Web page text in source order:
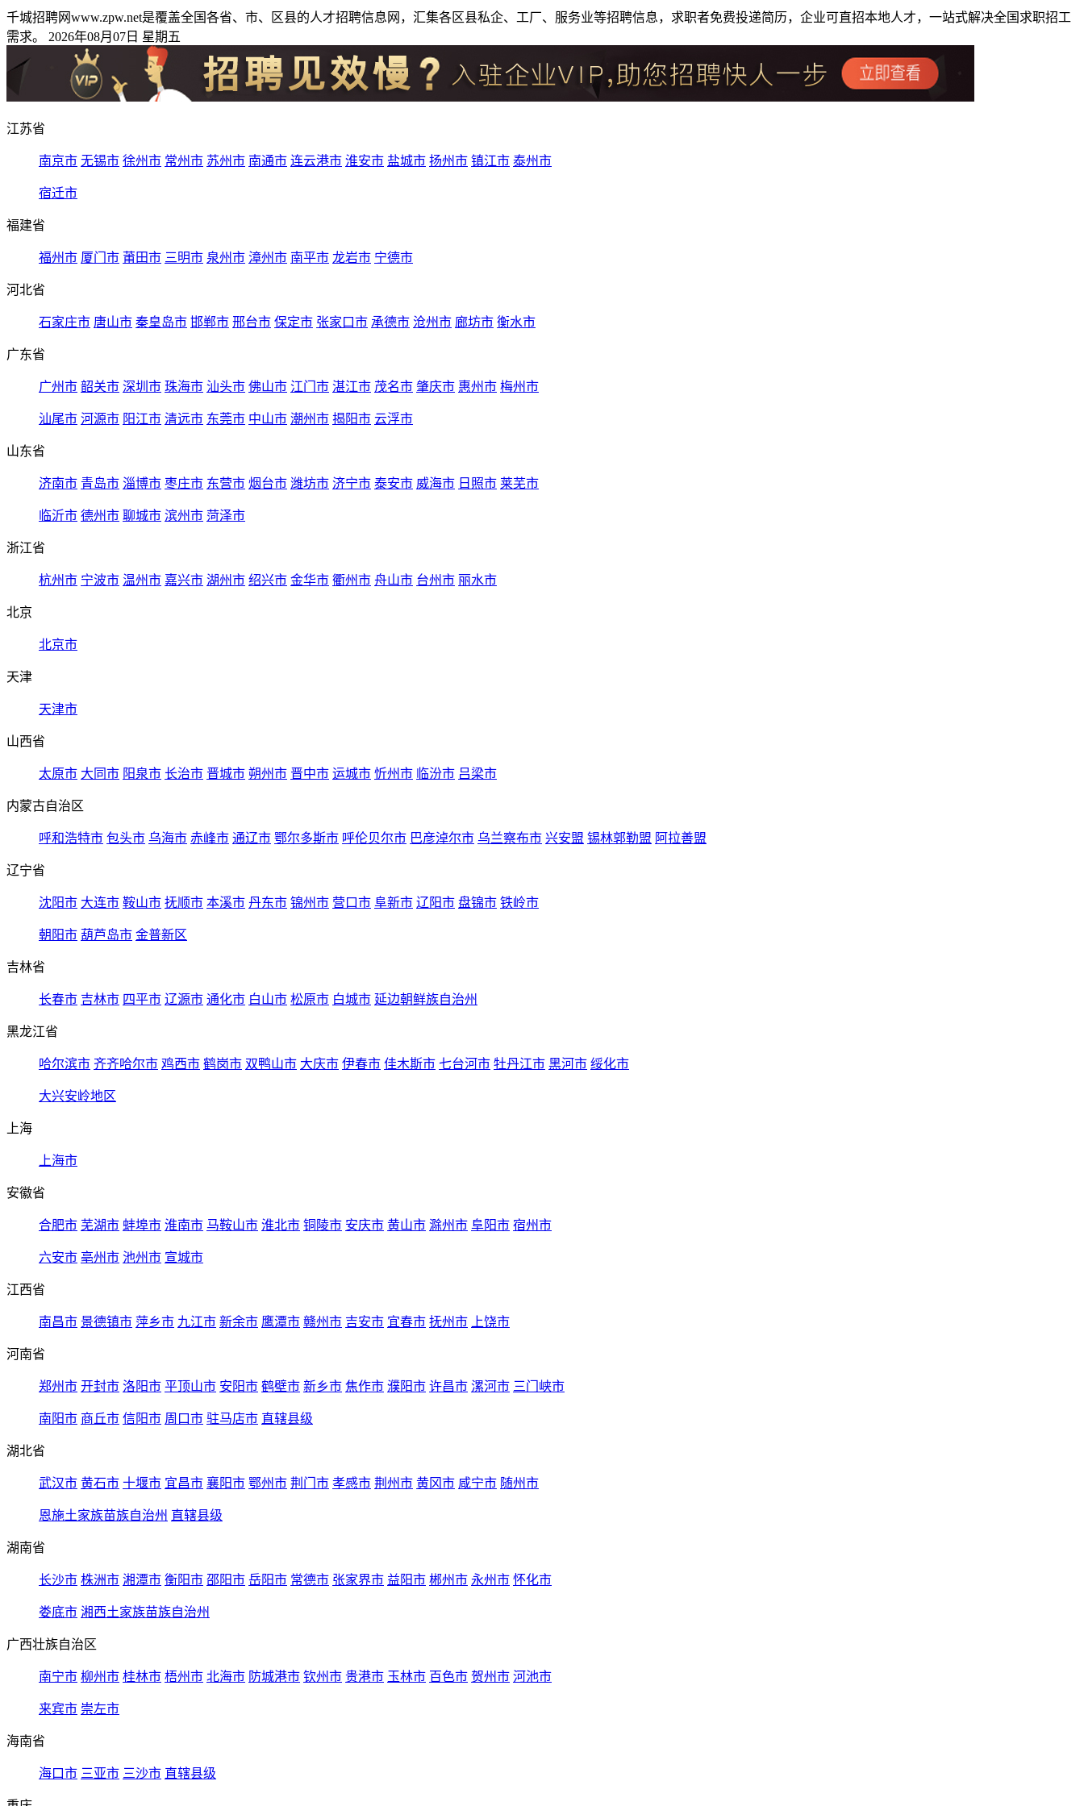
千城招聘网www.zpw.net是覆盖全国各省、市、区县的人才招聘信息网，汇集各区县私企、工厂、服务业等招聘信息，求职者免费投递简历，企业可直招本地人才，一站式解决全国求职招工
需求。 2026年08月07日 星期五
江苏省
南京市 无锡市 徐州市 常州市 苏州市 南通市 连云港市 淮安市 盐城市 扬州市 镇江市 泰州市
宿迁市
福建省
福州市 厦门市 莆田市 三明市 泉州市 漳州市 南平市 龙岩市 宁德市
河北省
石家庄市 唐山市 秦皇岛市 邯郸市 邢台市 保定市 张家口市 承德市 沧州市 廊坊市 衡水市
广东省
广州市 韶关市 深圳市 珠海市 汕头市 佛山市 江门市 湛江市 茂名市 肇庆市 惠州市 梅州市
汕尾市 河源市 阳江市 清远市 东莞市 中山市 潮州市 揭阳市 云浮市
山东省
济南市 青岛市 淄博市 枣庄市 东营市 烟台市 潍坊市 济宁市 泰安市 威海市 日照市 莱芜市
临沂市 德州市 聊城市 滨州市 菏泽市
浙江省
杭州市 宁波市 温州市 嘉兴市 湖州市 绍兴市 金华市 衢州市 舟山市 台州市 丽水市
北京
北京市
天津
天津市
山西省
太原市 大同市 阳泉市 长治市 晋城市 朔州市 晋中市 运城市 忻州市 临汾市 吕梁市
内蒙古自治区
呼和浩特市 包头市 乌海市 赤峰市 通辽市 鄂尔多斯市 呼伦贝尔市 巴彦淖尔市 乌兰察布市 兴安盟 锡林郭勒盟 阿拉善盟
辽宁省
沈阳市 大连市 鞍山市 抚顺市 本溪市 丹东市 锦州市 营口市 阜新市 辽阳市 盘锦市 铁岭市
朝阳市 葫芦岛市 金普新区
吉林省
长春市 吉林市 四平市 辽源市 通化市 白山市 松原市 白城市 延边朝鲜族自治州
黑龙江省
哈尔滨市 齐齐哈尔市 鸡西市 鹤岗市 双鸭山市 大庆市 伊春市 佳木斯市 七台河市 牡丹江市 黑河市 绥化市
大兴安岭地区
上海
上海市
安徽省
合肥市 芜湖市 蚌埠市 淮南市 马鞍山市 淮北市 铜陵市 安庆市 黄山市 滁州市 阜阳市 宿州市
六安市 亳州市 池州市 宣城市
江西省
南昌市 景德镇市 萍乡市 九江市 新余市 鹰潭市 赣州市 吉安市 宜春市 抚州市 上饶市
河南省
郑州市 开封市 洛阳市 平顶山市 安阳市 鹤壁市 新乡市 焦作市 濮阳市 许昌市 漯河市 三门峡市
南阳市 商丘市 信阳市 周口市 驻马店市 直辖县级
湖北省
武汉市 黄石市 十堰市 宜昌市 襄阳市 鄂州市 荆门市 孝感市 荆州市 黄冈市 咸宁市 随州市
恩施土家族苗族自治州 直辖县级
湖南省
长沙市 株洲市 湘潭市 衡阳市 邵阳市 岳阳市 常德市 张家界市 益阳市 郴州市 永州市 怀化市
娄底市 湘西土家族苗族自治州
广西壮族自治区
南宁市 柳州市 桂林市 梧州市 北海市 防城港市 钦州市 贵港市 玉林市 百色市 贺州市 河池市
来宾市 崇左市
海南省
海口市 三亚市 三沙市 直辖县级